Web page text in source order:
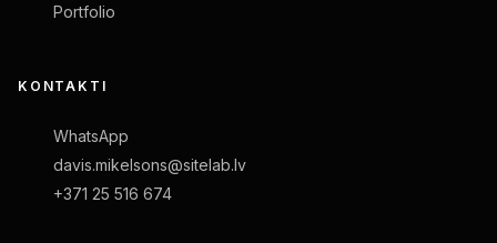
Portfolio
KONTAKTI
WhatsApp
davis.mikelsons@sitelab.lv
+371 25 516 674